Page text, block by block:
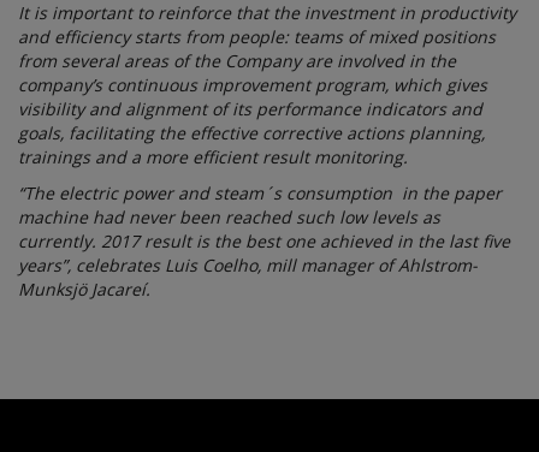
It is important to reinforce that the investment in productivity
and efficiency starts from people: teams of mixed positions
from several areas of the Company are involved in the
company’s continuous improvement program, which gives
visibility and alignment of its performance indicators and
goals, facilitating the effective corrective actions planning,
trainings and a more efficient result monitoring.
“The electric power and steam´s consumption in the paper
machine had never been reached such low levels as
currently. 2017 result is the best one achieved in the last five
years”, celebrates Luis Coelho, mill manager of Ahlstrom-
Munksjö Jacareí.